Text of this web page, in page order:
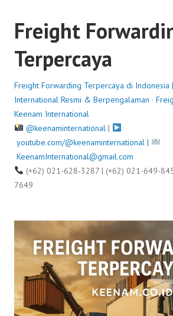
Freight
Terpercaya
Freight Forwarding Terpercaya di Indonesia
International Resmi & Berpengalaman ·
Keenam International
@keenaminternational|
youtube.com/@keenaminternational |
KeenamInternational@gmail.com
(+62) 021-628-3287 | (+62) 021-649-
7649